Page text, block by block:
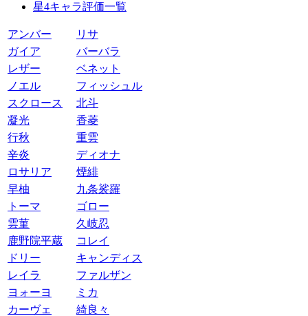
星4キャラ評価一覧
アンバー
リサ
ガイア
バーバラ
レザー
ベネット
ノエル
フィッシュル
スクロース
北斗
凝光
香菱
行秋
重雲
辛炎
ディオナ
ロサリア
煙緋
早柚
九条裟羅
トーマ
ゴロー
雲菫
久岐忍
鹿野院平蔵
コレイ
ドリー
キャンディス
レイラ
ファルザン
ヨォーヨ
ミカ
カーヴェ
綺良々